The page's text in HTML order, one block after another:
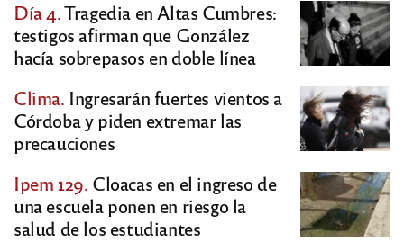
Día 4.Tragedia en Altas Cumbres:
testigos afirman que González
hacía sobrepasos en doble línea
Clima. Ingresarán fuertes vientos a
Córdoba y piden extremar las
precauciones
Ipem 129. Cloacas en el ingreso de
una escuela ponen en riesgo la
salud de los estudiantes